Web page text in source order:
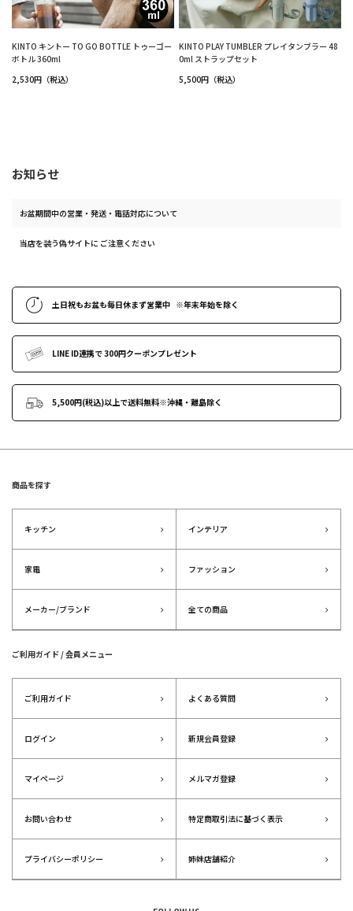
KINTO キントー TO GO BOTTLE トゥーゴー
ボトル 360ml
2,530円（税込）
KINTO PLAY TUMBLER プレイタンブラー 48
0ml ストラップセット
5,500円（税込）
お知らせ
お盆期間中の営業・発送・電話対応について
当店を装う偽サイトに ご注意ください
土日祝もお盆も毎日休まず営業中 ※年末年始を除く
LINE ID連携で300円クーポンプレゼント
5,500円(税込)以上で送料無料※沖縄・離島除く
商品を探す
キッチン インテリア
家電 ファッション
メーカー/ブランド 全ての商品
ご利用ガイド / 会員メニュー
ご利用ガイド よくある質問
ログイン 新規会員登録
マイページ メルマガ登録
お問い合わせ 特定商取引法に基づく表示
プライバシーポリシー 姉妹店舗紹介